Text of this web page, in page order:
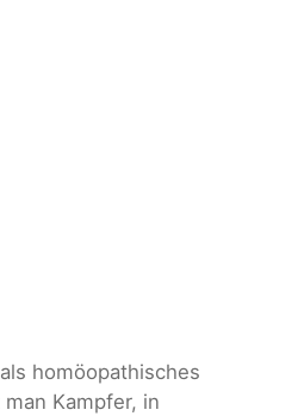
homöopathisches
Kampfer, in